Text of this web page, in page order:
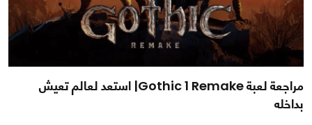
مراجعة لعبة Gothic 1 Remake| استعد لعالم تعيش
بداخله